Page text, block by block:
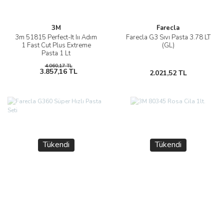
3M
3m 51815 Perfect-It Iıı Adım
1 Fast Cut Plus Extreme
Pasta 1 Lt
4.060,17 TL
3.857,16 TL
Farecla
Farecla G3 Sıvı Pasta 3.78 LT
(GL)
2.021,52 TL
Tükendi Tükendi